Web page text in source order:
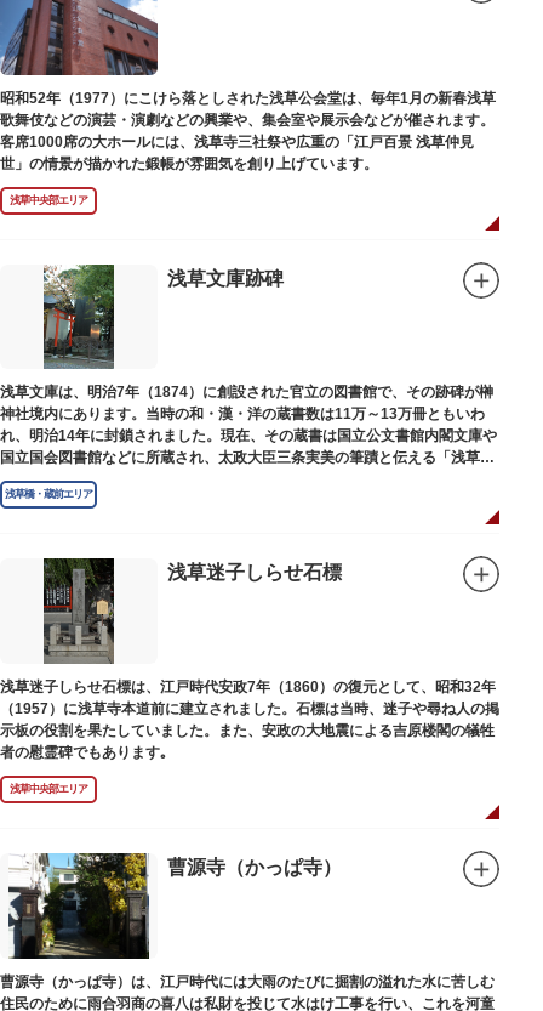
昭和52年（1977）にこけら落としされた浅草公会堂は、毎年1月の新春浅草
歌舞伎などの演芸・演劇などの興業や、集会室や展示会などが催されます。
客席1000席の大ホールには、浅草寺三社祭や広重の「江戸百景 浅草仲見
世」の情景が描かれた鍛帳が雰囲気を創り上げています。
浅草中央部エリア
浅草文庫跡碑
浅草文庫は、明治7年（1874）に創設された官立の図書館で、その跡碑が榊
神社境内にあります。当時の和・漢・洋の蔵書数は11万～13万冊ともいわ
れ、明治14年に封鎖されました。現在、その蔵書は国立公文書館内閣文庫や
国立国会図書館などに所蔵され、太政大臣三条実美の筆蹟と伝える「浅草文
庫」の朱印が押されています。
浅草橋・蔵前エリア
浅草迷子しらせ石標
浅草迷子しらせ石標は、江戸時代安政7年（1860）の復元として、昭和32年
（1957）に浅草寺本道前に建立されました。石標は当時、迷子や尋ね人の掲
示板の役割を果たしていました。また、安政の大地震による吉原楼閣の犠牲
者の慰霊碑でもあります｡
浅草中央部エリア
曹源寺（かっぱ寺）
曹源寺（かっぱ寺）は、江戸時代には大雨のたびに掘割の溢れた水に苦しむ
住民のために雨合羽商の喜八は私財を投じて水はけ工事を行い、これを河童